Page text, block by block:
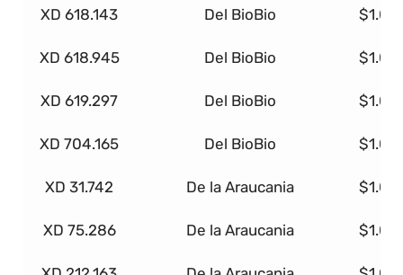
XD 618.143 Del BioBio
XD 618.945 Del BioBio
XD 619.297 Del BioBio
XD 704.165 Del BioBio
XD 31.742 De la Araucania
XD 75.286 De la Araucania